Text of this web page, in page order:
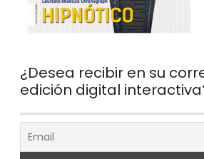
¿Desea recibir en su
edición digital